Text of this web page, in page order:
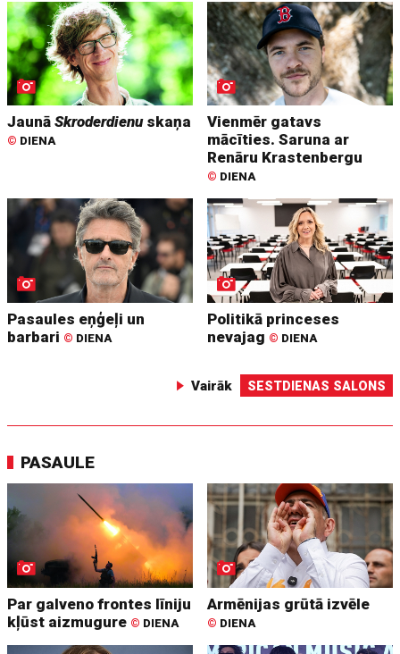
JaunāSkroderdienuskaņa
© DIENA
Vienmēr gatavs
mācīties. Saruna ar
Renāru Krastenbergu
© DIENA
Pasaules eņģeļi un
barbari © DIENA
Politikā princeses
nevajag © DIENA
Vairāk SESTDIENAS SALONS
PASAULE
Par galveno frontes līniju
kļūst aizmugure © DIENA
Armēnijas grūtā izvēle
© DIENA